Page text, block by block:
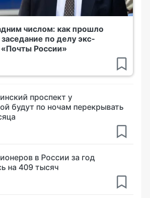
числом: как прошло
по делу экс-
России»
проспект у
будут по ночам перекрывать
в России за год
на 409 тысяч